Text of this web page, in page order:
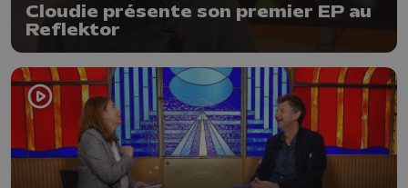
Cloudie présente son premier EP au
Reflektor